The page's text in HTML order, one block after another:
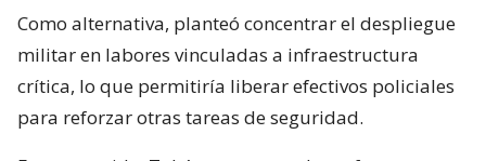
Como alternativa, planteó concentrar el despliegue
militar en labores vinculadas a infraestructura
crítica, lo que permitiría liberar efectivos policiales
para reforzar otras tareas de seguridad.